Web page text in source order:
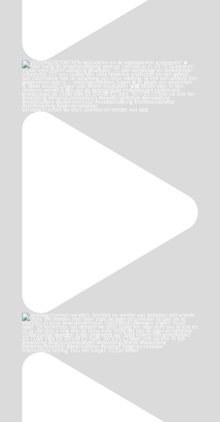
Vandaag kunnen we eten, drinken en eender wat best
Intermittent fasting: hou het simpel: 👉🏻Zon onder